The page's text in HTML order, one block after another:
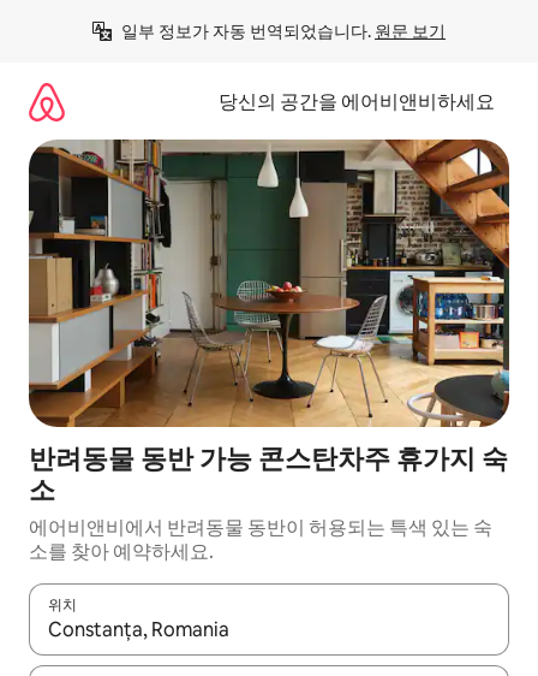
일부 정보가 자동 번역되었습니다. 원문 보기
당신의 공간을 에어비앤비하세요
반려동물 동반 가능 콘스탄차주 휴가지 숙
소
에어비앤비에서 반려동물 동반이 허용되는 특색 있는 숙
소를 찾아 예약하세요.
위치
결과가 나오면 위·아래 화살표 키를 사용하거나 터치 또는 스와이